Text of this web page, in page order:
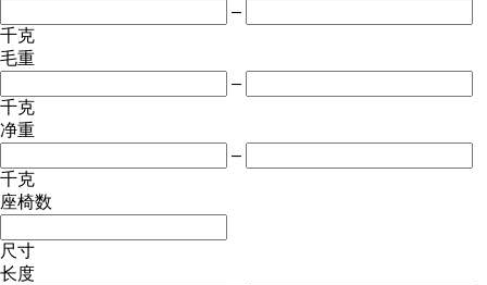
–
千克
毛重
–
千克
净重
–
千克
座椅数
尺寸
长度